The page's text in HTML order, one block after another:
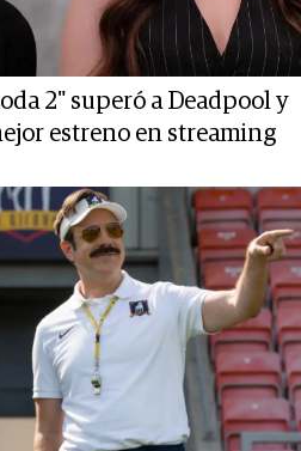
2" superó a Deadpool y
estreno en streaming